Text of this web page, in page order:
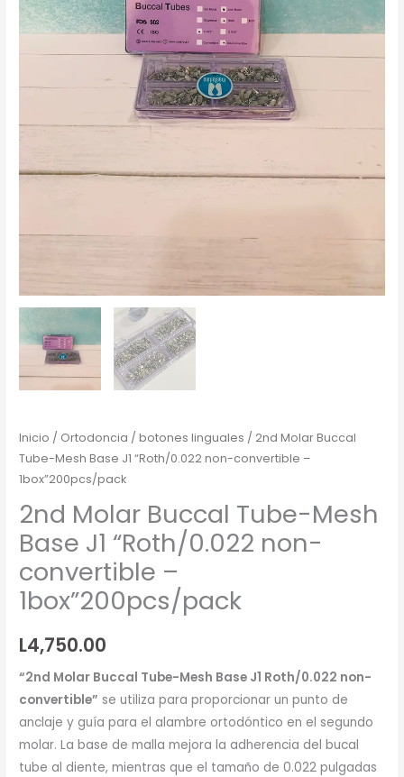
Inicio / Ortodoncia /botones linguales / 2nd Molar Buccal
Tube-Mesh Base J1 “Roth/0.022 non-convertible –
1box”200pcs/pack
2nd Molar Buccal Tube-Mesh
Base J1 “Roth/0.022 non-
convertible –
1box”200pcs/pack
L4,750.00
“2nd Molar Buccal Tube-Mesh Base J1 Roth/0.022 non-
convertible” se utiliza para proporcionar un punto de
anclaje y guía para el alambre ortodóntico en el segundo
molar. La base de malla mejora la adherencia del bucal
tube al diente, mientras que el tamaño de 0.022 pulgadas
convertible
cantidad